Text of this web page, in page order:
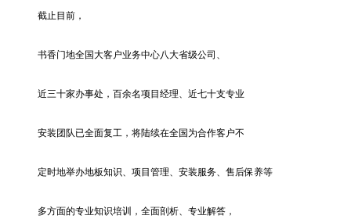
截止目前，
书香门地全国大客户业务中心八大省级公司、
近三十家办事处，百余名项目经理、近七十支专业
安装团队已全面复工，将陆续在全国为合作客户不
定时地举办地板知识、项目管理、安装服务、售后保养等
多方面的专业知识培训，全面剖析、专业解答，